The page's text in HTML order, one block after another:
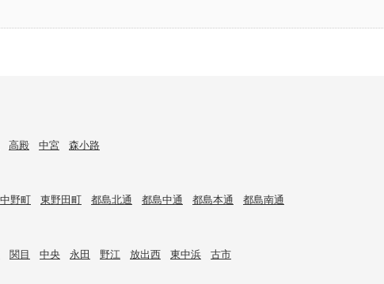
高殿 中宮 森小路
中野町 東野田町 都島北通 都島中通 都島本通 都島南通
関目 中央 永田 野江 放出西 東中浜 古市